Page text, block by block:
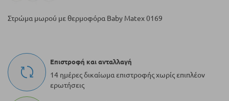
Στρώμα μωρού με θερμοφόρα Baby Matex 0169
Επιστροφή και ανταλλαγή
14 ημέρες δικαίωμα επιστροφής χωρίς επιπλέον
ερωτήσεις